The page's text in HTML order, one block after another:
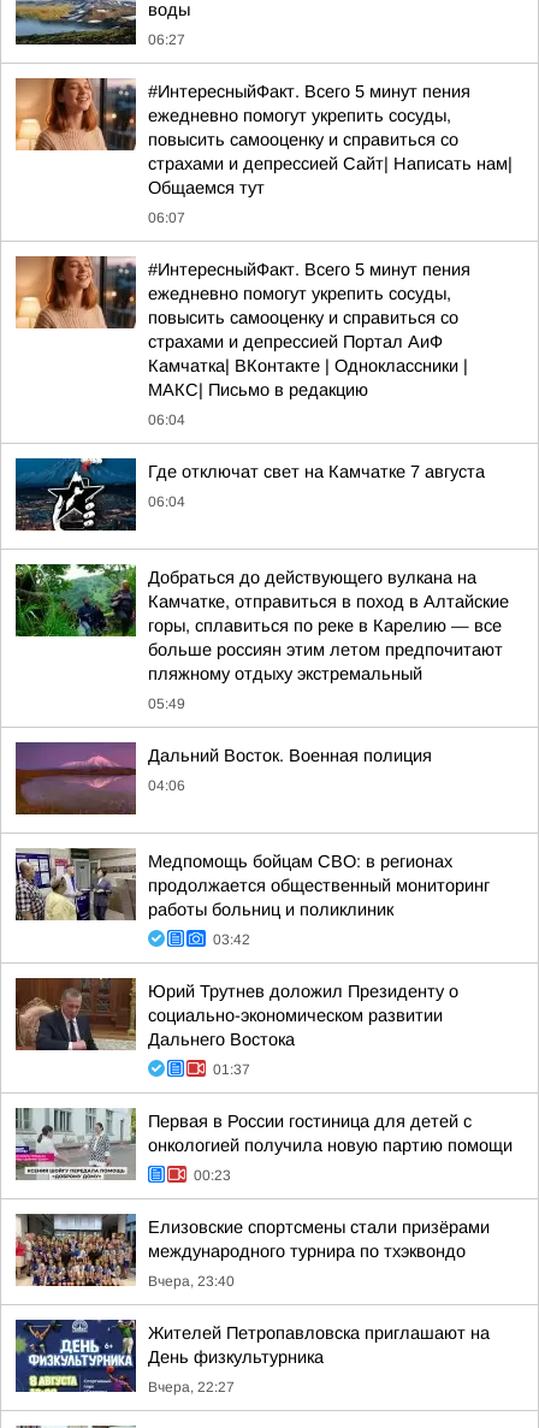
воды
06:27
#ИнтересныйФакт. Всего 5 минут пения
ежедневно помогут укрепить сосуды,
повысить самооценку и справиться со
страхами и депрессией Сайт| Написать нам|
Общаемся тут
06:07
#ИнтересныйФакт. Всего 5 минут пения
ежедневно помогут укрепить сосуды,
повысить самооценку и справиться со
страхами и депрессией Портал АиФ
Камчатка| ВКонтакте | Одноклассники |
MАКС| Письмо в редакцию
06:04
Где отключат свет на Камчатке 7 августа
06:04
Добраться до действующего вулкана на
Камчатке, отправиться в поход в Алтайские
горы, сплавиться по реке в Карелию — все
больше россиян этим летом предпочитают
пляжному отдыху экстремальный
05:49
Дальний Восток. Военная полиция
04:06
Медпомощь бойцам СВО: в регионах
продолжается общественный мониторинг
работы больниц и поликлиник
03:42
Юрий Трутнев доложил Президенту о
социально-экономическом развитии
Дальнего Востока
01:37
Первая в России гостиница для детей с
онкологией получила новую партию помощи
00:23
Елизовские спортсмены стали призёрами
международного турнира по тхэквондо
Вчера, 23:40
Жителей Петропавловска приглашают на
День физкультурника
Вчера, 22:27